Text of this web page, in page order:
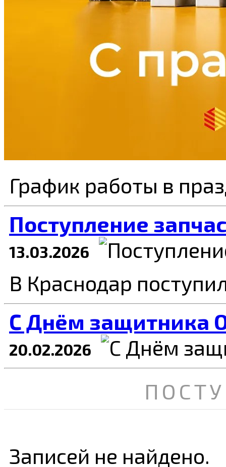
График работы в
Поступление
13.03.2026
В Краснодар
C Днём защитника
20.02.2026
Записей не найдено.